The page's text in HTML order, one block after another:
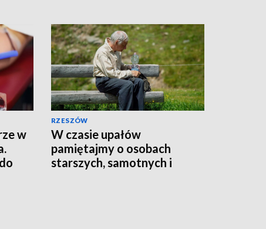
w
RZESZÓW
W czasie upałów
pamiętajmy o osobach
starszych, samotnych i